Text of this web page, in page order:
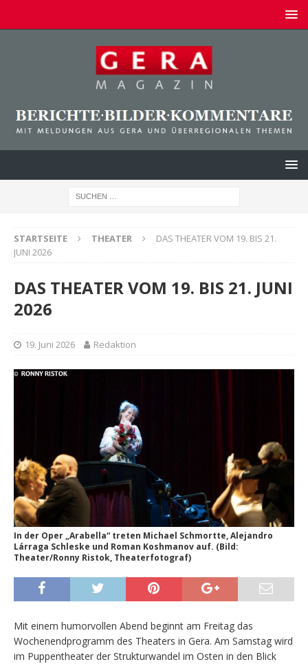
STARTSEITE THEATER
DAS THEATER VOM 19. BIS 21.
JUNI 2026
DAS THEATER VOM 19. BIS 21. JUNI
2026
19. Juni 2026 Redaktion
In der Oper „Arabella“ treten Michael Schmortte, Alejandro
Lárraga Schleske und Roman Koshmanov auf. (Bild:
Theater/Ronny Ristok, Theaterfotograf)
Mit einem humorvollen Abend beginnt am Freitag das
Wochenendprogramm des Theaters in Gera. Am Samstag wird
im Puppentheater der Strukturwandel im Osten in den Blick